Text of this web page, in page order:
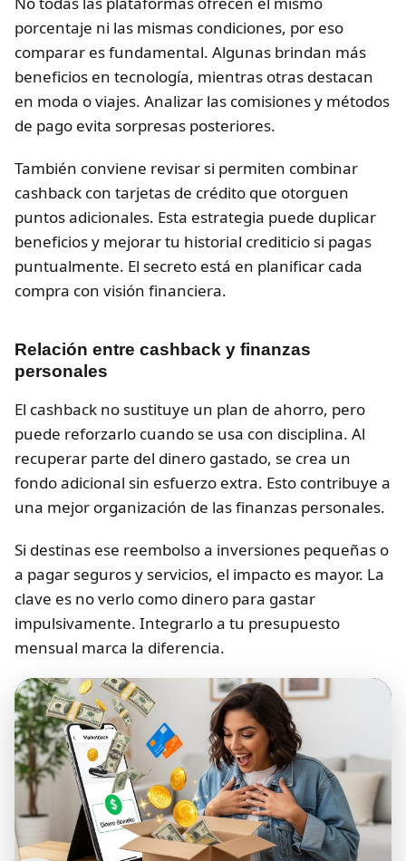
porcentaje ni las mismas condiciones, por eso
comparar es fundamental. Algunas brindan más
beneficios en tecnología, mientras otras destacan
en moda o viajes. Analizar las comisiones y métodos
de pago evita sorpresas posteriores.
También conviene revisar si permiten combinar
cashback con tarjetas de crédito que otorguen
puntos adicionales. Esta estrategia puede duplicar
beneficios y mejorar tu historial crediticio si pagas
puntualmente. El secreto está en planificar cada
compra con visión financiera.
Relación entre cashback y finanzas
personales
El cashback no sustituye un plan de ahorro, pero
puede reforzarlo cuando se usa con disciplina. Al
recuperar parte del dinero gastado, se crea un
fondo adicional sin esfuerzo extra. Esto contribuye a
una mejor organización de las finanzas personales.
Si destinas ese reembolso a inversiones pequeñas o
a pagar seguros y servicios, el impacto es mayor. La
clave es no verlo como dinero para gastar
impulsivamente. Integrarlo a tu presupuesto
mensual marca la diferencia.